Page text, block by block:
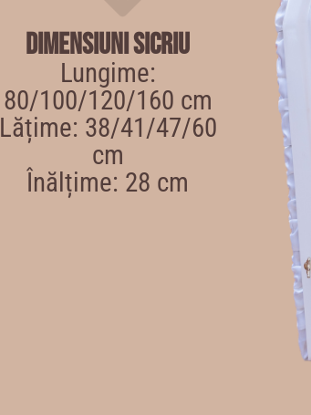
Dimensiuni sicriu
Lungime:
80/100/120/160 cm
Lățime: 38/41/47/60
cm
Înălțime: 28 cm